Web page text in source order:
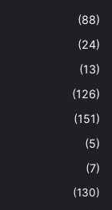
(88)
(24)
(13)
(126)
(151)
(5)
(7)
(130)